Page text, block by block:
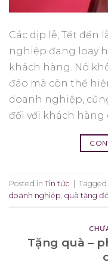
Các dịp lễ, Tết đến
nghiệp đang loay
khách hàng. Nó
đáo mà còn thể
doanh nghiệp,
đối với khách hàng
Posted in Tin tức Tagged
doanh nghiệp, quà tặng
Tặng quà –